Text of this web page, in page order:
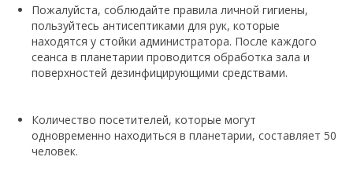
Пожалуйста, соблюдайте правила личной гигиены,
пользуйтесь антисептиками для рук, которые
находятся у стойки администратора. После каждого
сеанса в планетарии проводится обработка зала и
поверхностей дезинфицирующими средствами.
Количество посетителей, которые могут
одновременно находиться в планетарии, составляет 50
человек.